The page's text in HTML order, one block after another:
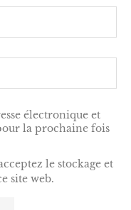
électronique et
la prochaine fois
le stockage et
site web.